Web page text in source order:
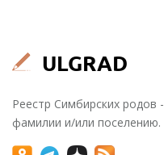
Реестр Симбирских родов
фамилии и/или поселению.